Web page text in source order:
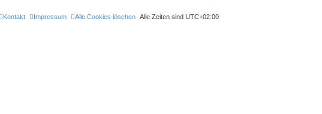
g
e
i
Alle Zeiten sind UTC+02:00
Alle Cookies löschen
Impressum
Kontakt